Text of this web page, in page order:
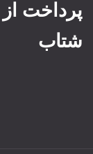
پرداخت
شتاب